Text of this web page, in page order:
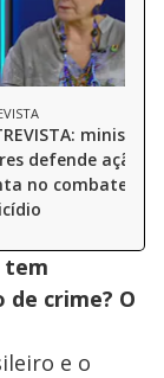
ministra
defende ação
no combate ao
tem
crime? O
e o